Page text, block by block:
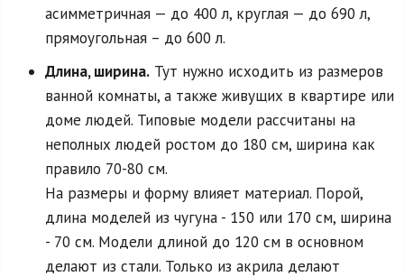
асимметричная — до 400 л, круглая — до 690 л,
прямоугольная – до 600 л.
Длина, ширина. Тут нужно исходить из размеров
ванной комнаты, а также живущих в квартире или
доме людей. Типовые модели рассчитаны на
неполных людей ростом до 180 см, ширина как
правило 70-80 см.
На размеры и форму влияет материал. Порой,
длина моделей из чугуна - 150 или 170 см, ширина
- 70 см. Модели длиной до 120 см в основном
делают из стали. Только из акрила делают